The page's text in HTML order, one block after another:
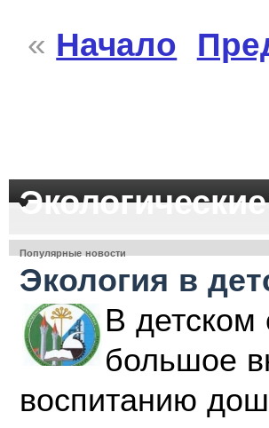
« Начало
Популярные новости
Экология в
В
большое
воспитанию